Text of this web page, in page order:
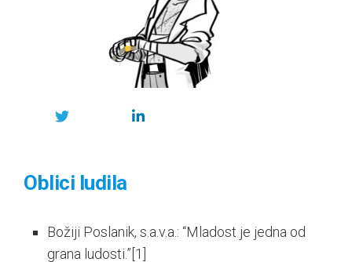
Oblici ludila
Božiji Poslanik, s.a.v.a.: “Mladost je jedna od
grana ludosti.”[1]